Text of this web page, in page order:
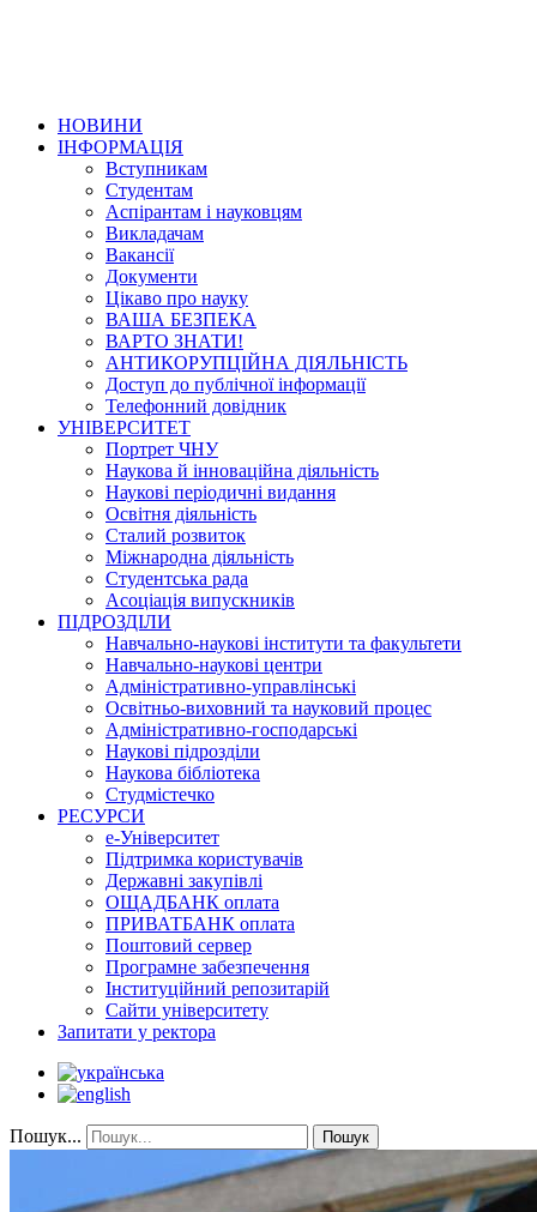
НОВИНИ
ІНФОРМАЦІЯ
Вступникам
Студентам
Аспірантам і науковцям
Викладачам
Вакансії
Документи
Цікаво про науку
ВАША БЕЗПЕКА
ВАРТО ЗНАТИ!
АНТИКОРУПЦІЙНА ДІЯЛЬНІСТЬ
Доступ до публічної інформації
Телефонний довідник
УНІВЕРСИТЕТ
Портрет ЧНУ
Наукова й інноваційна діяльність
Наукові періодичні видання
Освітня діяльність
Сталий розвиток
Міжнародна діяльність
Студентська рада
Асоціація випускників
ПІДРОЗДІЛИ
Навчально-наукові інститути та факультети
Навчально-наукові центри
Адміністративно-управлінські
Освітньо-виховний та науковий процес
Адміністративно-господарські
Наукові підрозділи
Наукова бібліотека
Студмістечко
РЕСУРСИ
е-Університет
Підтримка користувачів
Державні закупівлі
ОЩАДБАНК оплата
ПРИВАТБАНК оплата
Поштовий сервер
Програмне забезпечення
Інституційний репозитарій
Сайти університету
Запитати у ректора
Пошук... Пошук